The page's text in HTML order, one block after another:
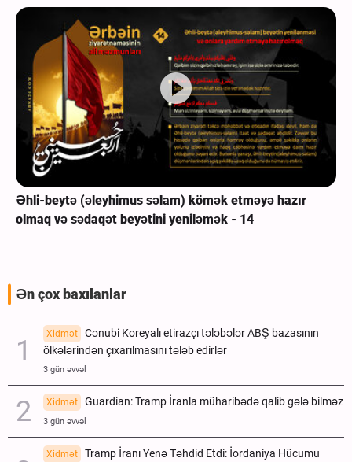
Əhli-beytə (əleyhimus səlam) kömək etməyə hazır
olmaq və sədaqət beyətini yeniləmək - 14
Ən çox baxılanlar
Xidmət
Cənubi Koreyalı etirazçı tələbələr ABŞ bazasının
ölkələrindən çıxarılmasını tələb edirlər
3 gün əvvəl
Xidmət Guardian: Tramp İranla müharibədə qalib gələ bilməz
3 gün əvvəl
Xidmət
Tramp İranı Yenə Təhdid Etdi: İordaniya Hücumu